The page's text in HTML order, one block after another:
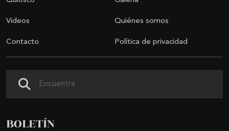
Videos Quiénes somos
Contacto Política de privacidad
BOLETÍN